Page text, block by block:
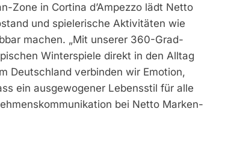
Zone in Cortina d’Ampezzo lädt Netto
und spielerische Aktivitäten wie
machen. „Mit unserer 360-Grad-
Winterspiele direkt in den Alltag
Deutschland verbinden wir Emotion,
ein ausgewogener Lebensstil für alle
bei Netto Marken-